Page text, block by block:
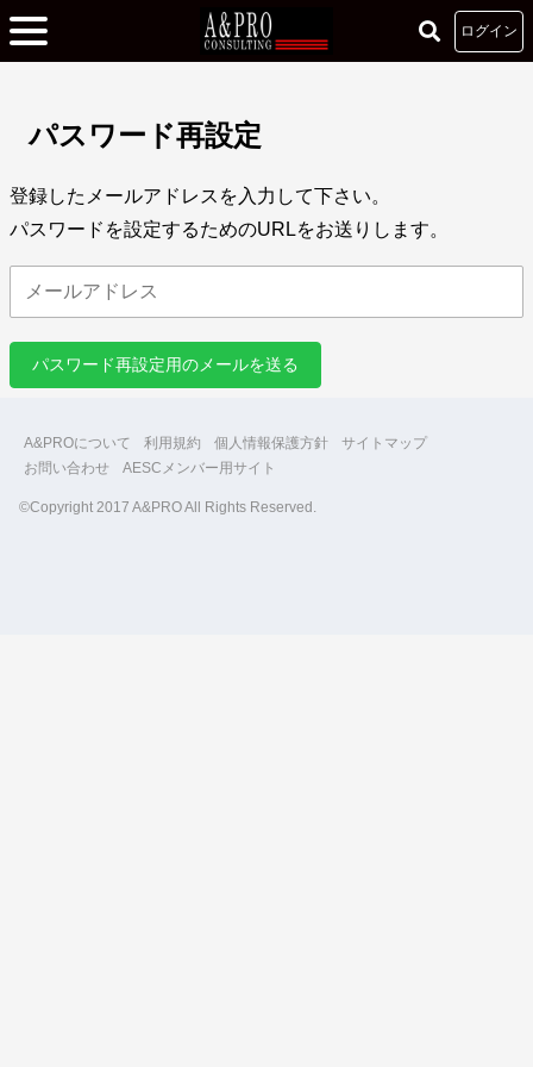
ログイン
パスワード再設定
登録したメールアドレスを入力して下さい。
パスワードを設定するためのURLをお送りします。
A&PROについて 利用規約 個人情報保護方針
サイトマップ
お問い合わせ
AESCメンバー用サイト
©Copyright 2017 A&PRO All Rights Reserved.